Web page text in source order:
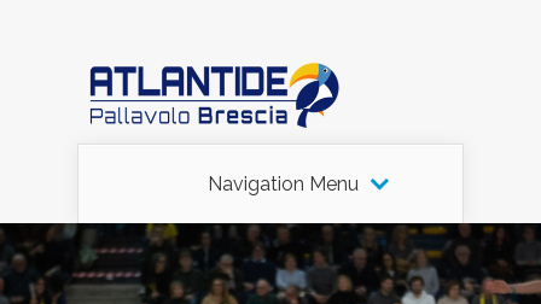
Navigation Menu